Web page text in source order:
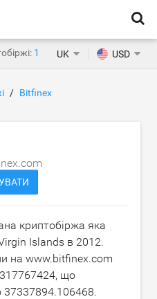
1 471UK USD
Bitfinex
криптобіржа яка
Islands в 2012.
на www.bitfinex.com
, що
37337894.106468.